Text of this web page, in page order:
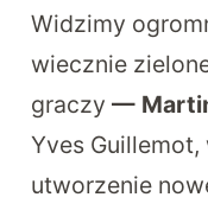
Widzimy
wiecznie
graczy —
Yves Guillemot,
utworzenie